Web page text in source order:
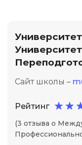
Сайт школы –
Рейтинг
(3 отзыва о